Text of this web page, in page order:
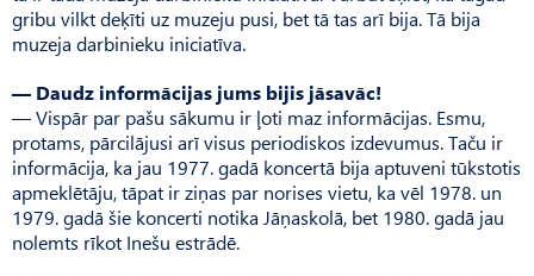
gribu vilkt deķīti uz muzeju pusi, bet tā tas arī bija. Tā bija
muzeja darbinieku iniciatīva.
— Daudz informācijas jums bijis jāsavāc!
— Vispār par pašu sākumu ir ļoti maz informācijas. Esmu,
protams, pārcilājusi arī visus periodiskos izdevumus. Taču ir
informācija, ka jau 1977. gadā koncertā bija aptuveni tūkstotis
apmeklētāju, tāpat ir ziņas par norises vietu, ka vēl 1978. un
1979. gadā šie koncerti notika Jāņaskolā, bet 1980. gadā jau
nolemts rīkot Inešu estrādē.